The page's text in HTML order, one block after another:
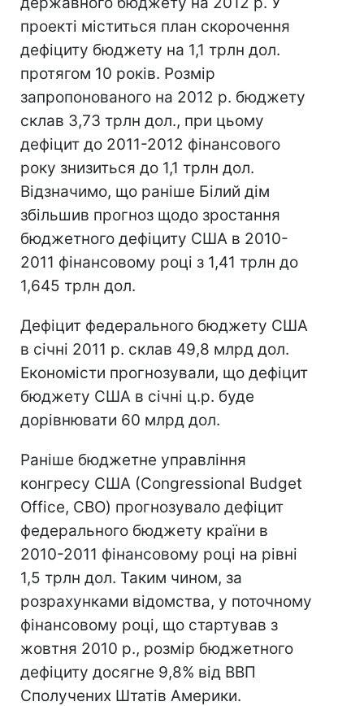
проекті міститься план скорочення
дефіциту бюджету на 1,1 трлн дол.
протягом 10 років. Розмір
запропонованого на 2012 р. бюджету
склав 3,73 трлн дол., при цьому
дефіцит до 2011-2012 фінансового
року знизиться до 1,1 трлн дол.
Відзначимо, що раніше Білий дім
збільшив прогноз щодо зростання
бюджетного дефіциту США в 2010-
2011 фінансовому році з 1,41 трлн до
1,645 трлн дол.
Дефіцит федерального бюджету США
в січні 2011 р. склав 49,8 млрд дол.
Економісти прогнозували, що дефіцит
бюджету США в січні ц.р. буде
дорівнювати 60 млрд дол.
Раніше бюджетне управління
конгресу США (Congressional Budget
Office, CBO) прогнозувало дефіцит
федерального бюджету країни в
2010-2011 фінансовому році на рівні
1,5 трлн дол. Таким чином, за
розрахунками відомства, у поточному
фінансовому році, що стартував з
жовтня 2010 р., розмір бюджетного
дефіциту досягне 9,8% від ВВП
Сполучених Штатів Америки.